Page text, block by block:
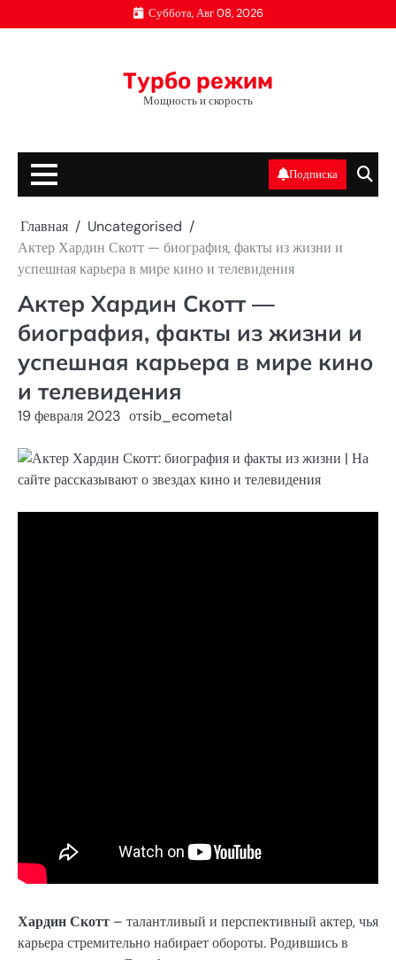
к
Суббота, Авг 08, 2026
Турбо режим
Мощность и скорость
Подписка
Главная
Uncategorised
Актер Хардин Скотт — биография, факты из жизни и
успешная карьера в мире кино и телевидения
Актер Хардин Скотт —
биография, факты из жизни и
успешная карьера в мире кино
и телевидения
19 февраля 2023 отsib_ecometal
Хардин Скотт – талантливый и перспективный актер, чья
карьера стремительно набирает обороты. Родившись в